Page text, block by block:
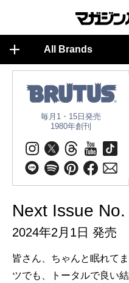
All Brands
毎月1・15日発売
1980年創刊
Next Issue
2024年2月1日 発売
皆さん、ちゃんと眠れて
ツでも、トータルで良い